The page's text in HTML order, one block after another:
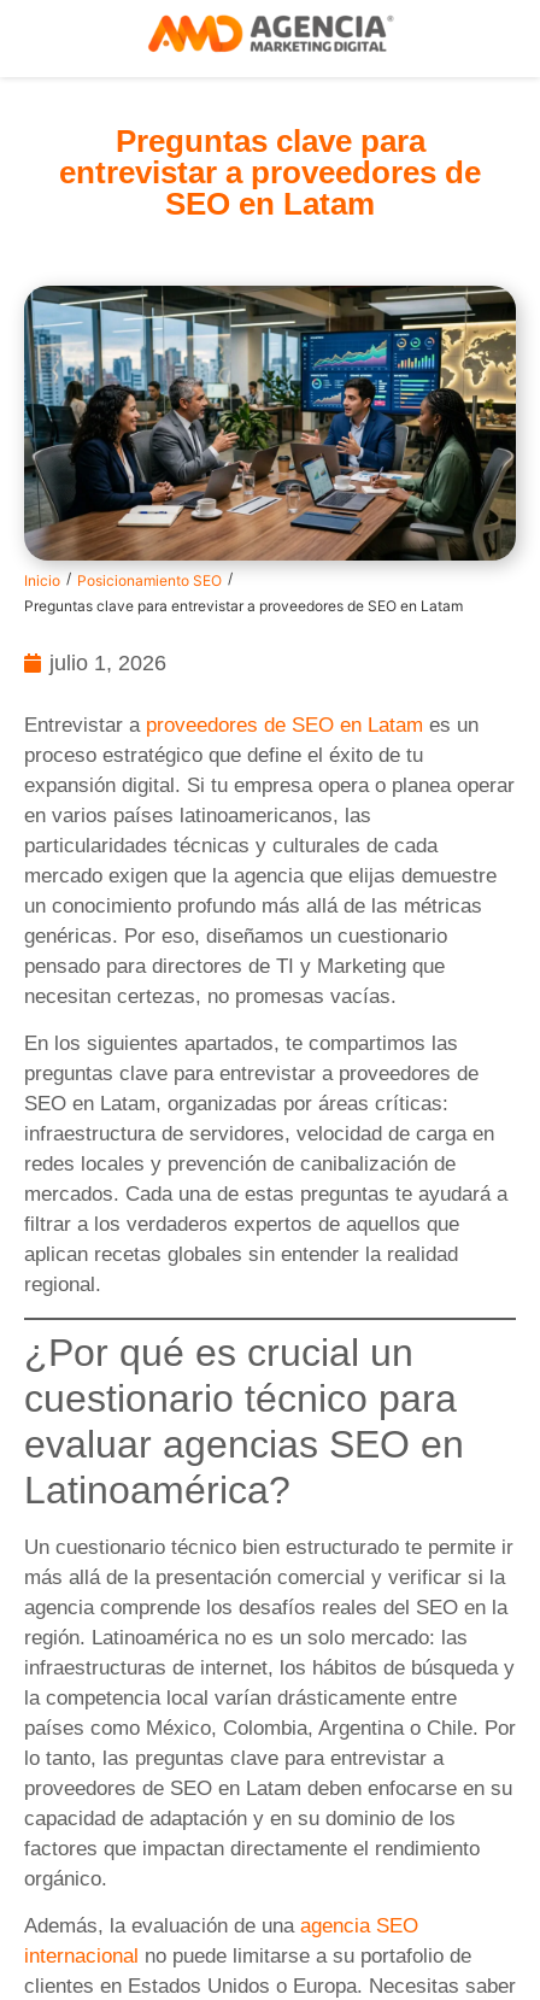
Preguntas clave para
entrevistar a proveedores de
SEO en Latam
Inicio / Posicionamiento SEO /
Preguntas clave para entrevistar a proveedores de SEO en Latam
julio 1, 2026
Entrevistar a proveedores de SEO en Latam es un
proceso estratégico que define el éxito de tu
expansión digital. Si tu empresa opera o planea operar
en varios países latinoamericanos, las
particularidades técnicas y culturales de cada
mercado exigen que la agencia que elijas demuestre
un conocimiento profundo más allá de las métricas
genéricas. Por eso, diseñamos un cuestionario
pensado para directores de TI y Marketing que
necesitan certezas, no promesas vacías.
En los siguientes apartados, te compartimos las
preguntas clave para entrevistar a proveedores de
SEO en Latam, organizadas por áreas críticas:
infraestructura de servidores, velocidad de carga en
redes locales y prevención de canibalización de
mercados. Cada una de estas preguntas te ayudará a
filtrar a los verdaderos expertos de aquellos que
aplican recetas globales sin entender la realidad
regional.
¿Por qué es crucial un
cuestionario técnico para
evaluar agencias SEO en
Latinoamérica?
Un cuestionario técnico bien estructurado te permite ir
más allá de la presentación comercial y verificar si la
agencia comprende los desafíos reales del SEO en la
región. Latinoamérica no es un solo mercado: las
infraestructuras de internet, los hábitos de búsqueda y
la competencia local varían drásticamente entre
países como México, Colombia, Argentina o Chile. Por
lo tanto, las preguntas clave para entrevistar a
proveedores de SEO en Latam deben enfocarse en su
capacidad de adaptación y en su dominio de los
factores que impactan directamente el rendimiento
orgánico.
Además, la evaluación de una agencia SEO
internacional no puede limitarse a su portafolio de
clientes en Estados Unidos o Europa. Necesitas saber